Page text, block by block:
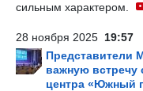
сильным характером.
28 ноября 2025 19:57
Представители
важную встречу
центра «Южный